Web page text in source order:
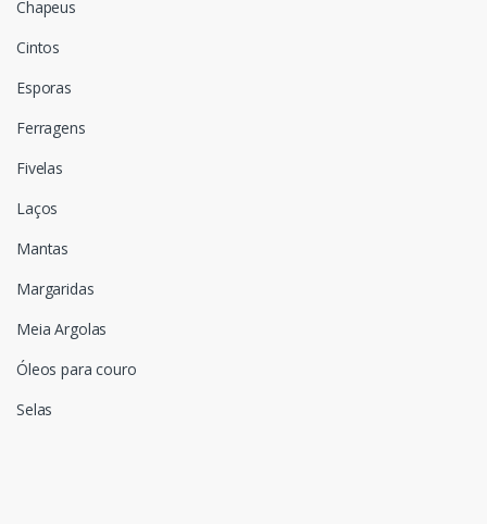
Chapeus
Cintos
Esporas
Ferragens
Fivelas
Laços
Mantas
Margaridas
Meia Argolas
Óleos para couro
Selas